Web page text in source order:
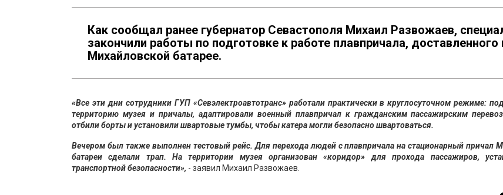
Как сообщал ранее губернатор Севастополя Михаил Развожаев,
закончили работы по подготовке к работе плавпричала, доставленного
Михайловской батарее.
«Все эти дни сотрудники ГУП «Севэлектроавтотранс» работали практически в круглосуточном режиме:
территорию музея и причалы, адаптировали военный плавпричал к гражданским пассажирским
отбили борты и установили швартовые тумбы, чтобы катера могли безопасно швартоваться.
Вечером был также выполнен тестовый рейс. Для перехода людей с плавпричала на стационарный причал
батареи сделали трап. На территории музея организован «коридор» для прохода пассажиров,
транспортной безопасности», - заявил Михаил Развожаев.